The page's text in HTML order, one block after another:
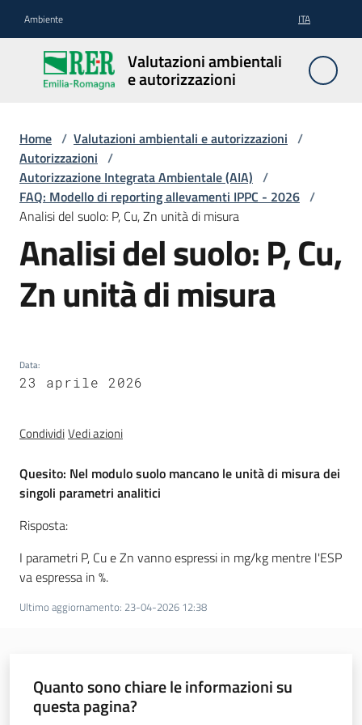
Ambiente ITA
Valutazioni ambientali
e autorizzazioni
Valutazioni
ambientali e
autorizzazioni
Valutazioni
ambientali
Autorizzazioni
Normativa
un'istanza
B
a
n
a
d
t
Home / Valutazioni ambientali e autorizzazioni /
Autorizzazioni /
Autorizzazione Integrata Ambientale (AIA) /
FAQ: Modello di reporting allevamenti IPPC - 2026 /
Analisi del suolo: P, Cu, Zn unità di misura
Salta al contenuto
Analisi del suolo: P, Cu,
Zn unità di misura
Data:
23 aprile 2026
CondividiVedi azioni
Quesito: Nel modulo suolo mancano le unità di misura dei
singoli parametri analitici
Risposta:
I parametri P, Cu e Zn vanno espressi in mg/kg mentre l'ESP
va espressa in %.
Ultimo aggiornamento: 23-04-2026 12:38
Quanto sono chiare le informazioni su
questa pagina?